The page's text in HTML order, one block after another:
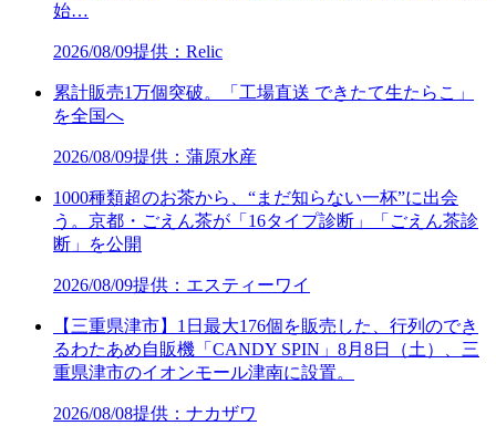
始…
2026/08/09提供：Relic
累計販売1万個突破。「工場直送 できたて生たらこ」
を全国へ
2026/08/09提供：蒲原水産
1000種類超のお茶から、“まだ知らない一杯”に出会
う。京都・ごえん茶が「16タイプ診断」「ごえん茶診
断」を公開
2026/08/09提供：エスティーワイ
【三重県津市】1日最大176個を販売した、行列のでき
るわたあめ自販機「CANDY SPIN」8月8日（土）、三
重県津市のイオンモール津南に設置。
2026/08/08提供：ナカザワ